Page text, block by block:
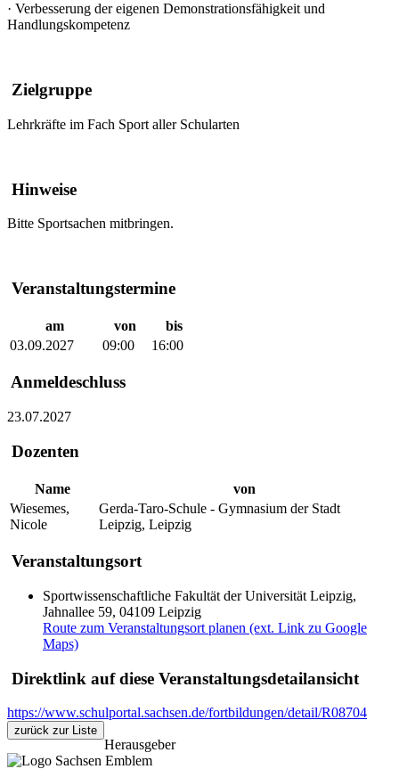
· Verbesserung der eigenen Demonstrationsfähigkeit und
Handlungskompetenz
Zielgruppe
Lehrkräfte im Fach Sport aller Schularten
Hinweise
Bitte Sportsachen mitbringen.
Veranstaltungstermine
am von
bis
03.09.2027
09:00 16:00
Anmeldeschluss
23.07.2027
Dozenten
Name
von
Wiesemes,
Nicole
Gerda-Taro-Schule - Gymnasium der Stadt
Leipzig, Leipzig
Veranstaltungsort
Sportwissenschaftliche Fakultät der Universität Leipzig,
Jahnallee 59, 04109 Leipzig
Route zum Veranstaltungsort planen (ext. Link zu Google
Maps)
Direktlink auf diese Veranstaltungsdetailansicht
https://www.schulportal.sachsen.de/fortbildungen/detail/R08704
zurück zur Liste
Herausgeber